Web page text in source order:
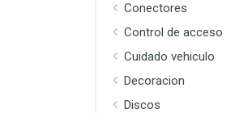
Conectores
Control de acceso
Cuidado vehiculo
Decoracion
Discos